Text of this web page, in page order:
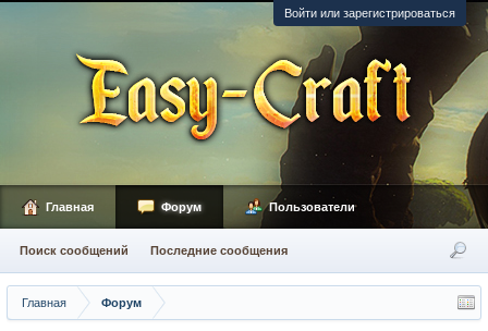
Войти или зарегистрироваться
Главная Форум
Главная Форум
Поиск сообщений Последние сообщения
Пользователи